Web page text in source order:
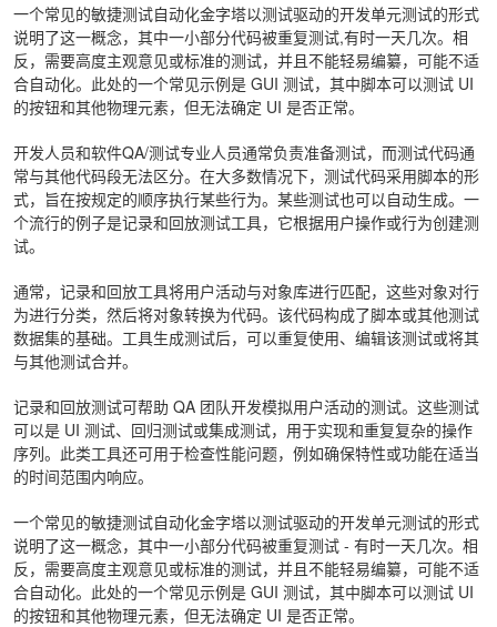
一个常见的敏捷测试自动化金字塔以测试驱动的开发单元测试的形式
说明了这一概念，其中一小部分代码被重复测试,有时一天几次。相
反，需要高度主观意见或标准的测试，并且不能轻易编纂，可能不适
合自动化。此处的一个常见示例是 GUI 测试，其中脚本可以测试 UI
的按钮和其他物理元素，但无法确定 UI 是否正常。
开发人员和软件QA/测试专业人员通常负责准备测试，而测试代码通
常与其他代码段无法区分。在大多数情况下，测试代码采用脚本的形
式，旨在按规定的顺序执行某些行为。某些测试也可以自动生成。一
个流行的例子是记录和回放测试工具，它根据用户操作或行为创建测
试。
通常，记录和回放工具将用户活动与对象库进行匹配，这些对象对行
为进行分类，然后将对象转换为代码。该代码构成了脚本或其他测试
数据集的基础。工具生成测试后，可以重复使用、编辑该测试或将其
与其他测试合并。
记录和回放测试可帮助 QA 团队开发模拟用户活动的测试。这些测试
可以是 UI 测试、回归测试或集成测试，用于实现和重复复杂的操作
序列。此类工具还可用于检查性能问题，例如确保特性或功能在适当
的时间范围内响应。
一个常见的敏捷测试自动化金字塔以测试驱动的开发单元测试的形式
说明了这一概念，其中一小部分代码被重复测试 - 有时一天几次。相
反，需要高度主观意见或标准的测试，并且不能轻易编纂，可能不适
合自动化。此处的一个常见示例是 GUI 测试，其中脚本可以测试 UI
的按钮和其他物理元素，但无法确定 UI 是否正常。